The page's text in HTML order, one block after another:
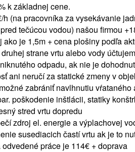
k základnej cene.
(na pracovníka za vysekávanie
tečúcou vodou) našou firmou
je 1,5m + cena plošiny podľa
strane vrtu alebo vody
odpadu, ak nie je
ani neručí za statické zmeny v
zabrániť navlhnutiu
poškodenie inštlácii, statiky
stred vrtu dopredu
zdroj el. energie a výplachovej
susediacich častí vrtu ak je to
práce je 114€ + doprava